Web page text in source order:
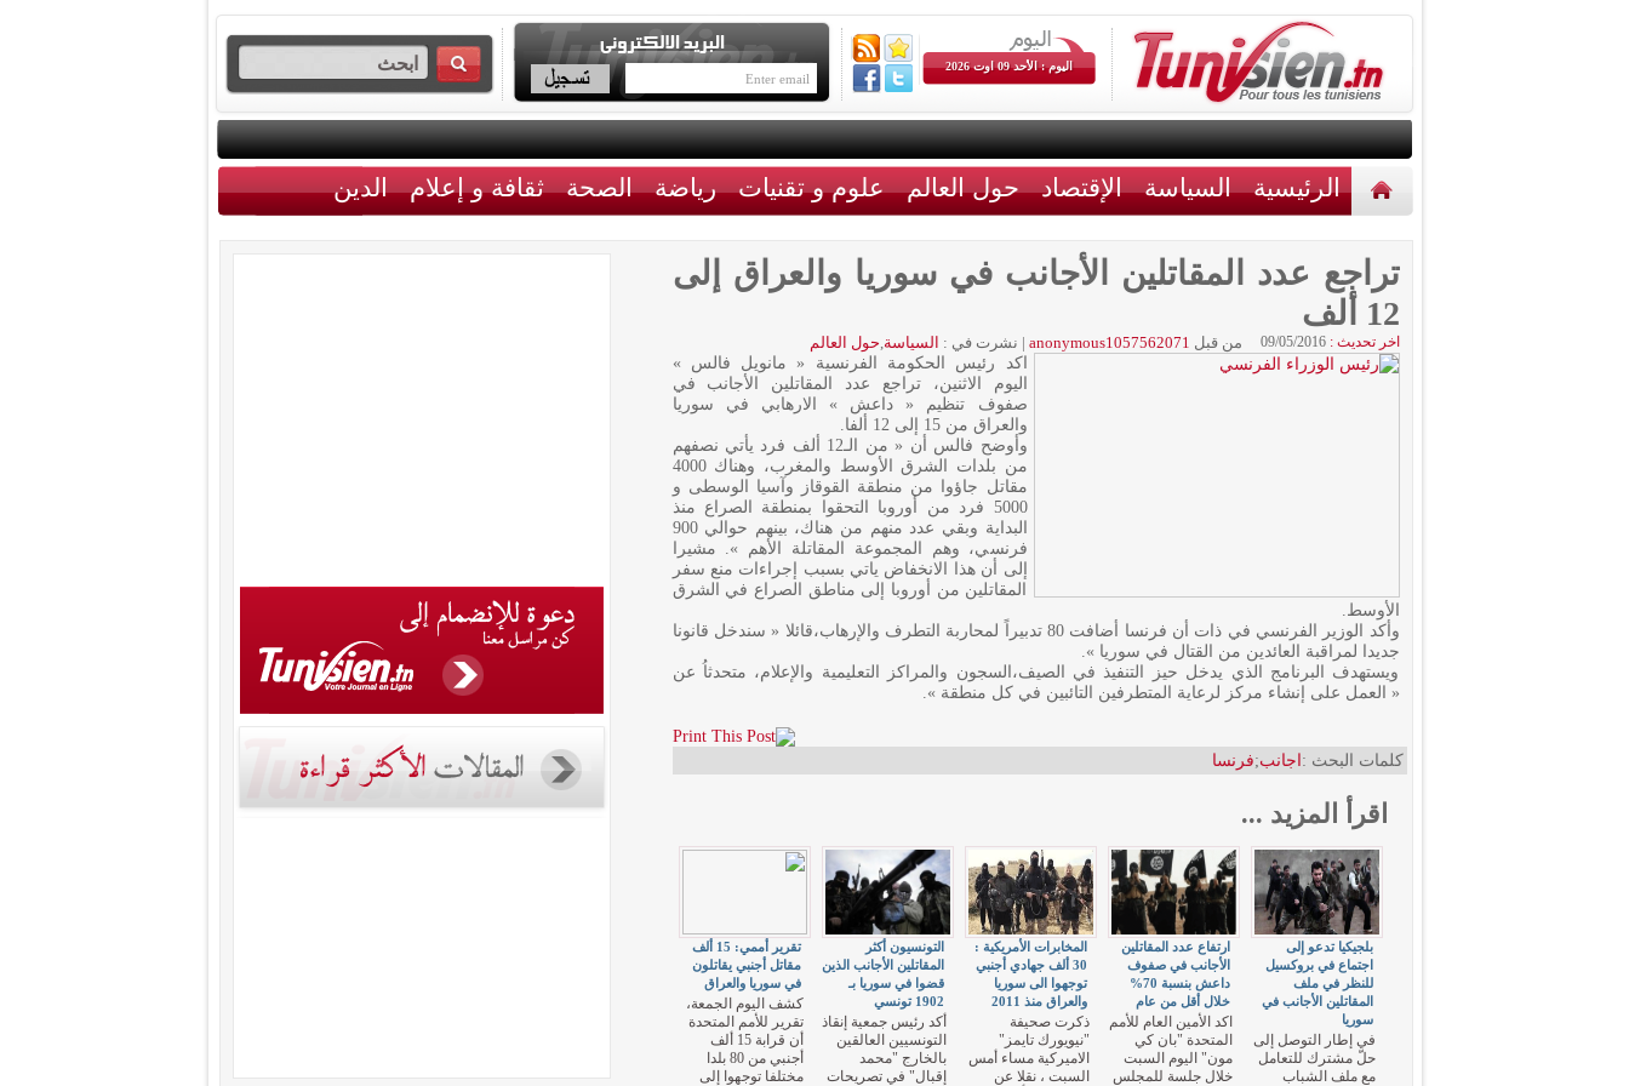
اليوم : الأحد 09 اوت 2026
الرئيسية السياسة الإقتصاد حول العالم علوم و تقنيات رياضة الصحة ثقافة و إعلام الدين
تراجع عدد المقاتلين الأجانب في سوريا والعراق إلى
12 ألف
اخر تحديث : 09/05/2016 من قبل anonymous1057562071
| نشرت في : السياسة,حول العالم
اكد رئيس الحكومة الفرنسية « مانويل فالس »
اليوم الاثنين، تراجع عدد المقاتلين الأجانب في
صفوف تنظيم « داعش » الارهابي في سوريا
والعراق من 15 إلى 12 ألفا.
وأوضح فالس أن « من الـ12 ألف فرد يأتي نصفهم
من بلدات الشرق الأوسط والمغرب، وهناك 4000
مقاتل جاؤوا من منطقة القوقاز وآسيا الوسطى و
5000 فرد من أوروبا التحقوا بمنطقة الصراع منذ
البداية وبقي عدد منهم من هناك، بينهم حوالي 900
فرنسي، وهم المجموعة المقاتلة الأهم ». مشيرا
إلى أن هذا الانخفاض ياتي بسبب إجراءات منع سفر
المقاتلين من أوروبا إلى مناطق الصراع في الشرق
الأوسط.
وأكد الوزير الفرنسي في ذات أن فرنسا أضافت 80 تدبيراً لمحاربة التطرف والإرهاب،قائلا « سندخل قانونا
جديدا لمراقبة العائدين من القتال في سوريا ».
ويستهدف البرنامج الذي يدخل حيز التنفيذ في الصيف،السجون والمراكز التعليمية والإعلام، متحدثاُ عن
« العمل على إنشاء مركز لرعاية المتطرفين التائبين في كل منطقة ».
كلمات البحث : اجانب;فرنسا
اقرأ المزيد ...
تقرير أممي: 15 ألف
مقاتل أجنبي يقاتلون
في سوريا والعراق
كشف اليوم الجمعة،
تقرير للأمم المتحدة
أن قرابة 15 ألف
أجنبي من 80 بلدا
مختلفا توجهوا إلى
التونسيون أكثر
المقاتلين الأجانب الذين
قضوا في سوريا بـ
1902 تونسي
أكد رئيس جمعية إنقاذ
التونسيين العالقين
بالخارج "محمد
إقبال" في تصريحات
المخابرات الأمريكية :
30 ألف جهادي أجنبي
توجهوا الى سوريا
والعراق منذ 2011
ذكرت صحيفة
"نيويورك تايمز"
الاميركية مساء أمس
السبت ، نقلا عن
ارتفاع عدد المقاتلين
الأجانب في صفوف
داعش بنسبة 70%
خلال أقل من عام
اكد الأمين العام للأمم
المتحدة "بان كي
مون" اليوم السبت
خلال جلسة للمجلس
بلجيكيا تدعو إلى
اجتماع في بروكسيل
للنظر في ملف
المقاتلين الأجانب في
سوريا
في إطار التوصل إلى
حلّ مشترك للتعامل
مع ملف الشباب